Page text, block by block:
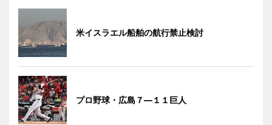
米イスラエル船舶の航行禁止検討
プロ野球・広島７―１１巨人